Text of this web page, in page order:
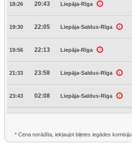
18:26 20:43 Liepāja-Rīga
19:30 22:05 Liepāja-Saldus-Rīga
19:56 22:13 Liepāja-Rīga
21:33 23:58 Liepāja-Saldus-Rīga
23:43 02:08 Liepāja-Saldus-Rīga
* Cena norādīta, iekļaujot biļetes iegādes komisiju